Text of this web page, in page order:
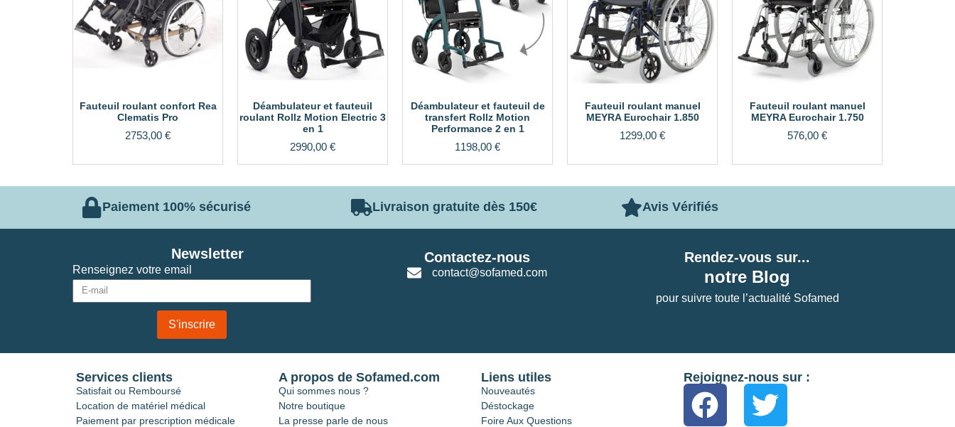
Fauteuil roulant confort Rea
Clematis Pro
2753,00 €
Déambulateur et fauteuil
roulant Rollz Motion Electric 3
en 1
2990,00 €
Déambulateur et fauteuil de
transfert Rollz Motion
Performance 2 en 1
1198,00 €
Fauteuil roulant manuel
MEYRA Eurochair 1.850
1299,00 €
Fauteuil roulant manuel
MEYRA Eurochair 1.750
576,00 €
Paiement 100% sécurisé Livraison gratuite dès 150€ Avis Vérifiés
Renseignez votre email
S'inscrire
Newsletter Contactez-nous
contact@sofamed.com
Rendez-vous sur...
notre Blog
pour suivre toute l’actualité Sofamed
Services clients
Satisfait ou Remboursé
Location de matériel médical
Paiement par prescription médicale
A propos de Sofamed.com
Qui sommes nous ?
Notre boutique
La presse parle de nous
Liens utiles
Nouveautés
Déstockage
Foire Aux Questions
Rejoignez-nous sur :